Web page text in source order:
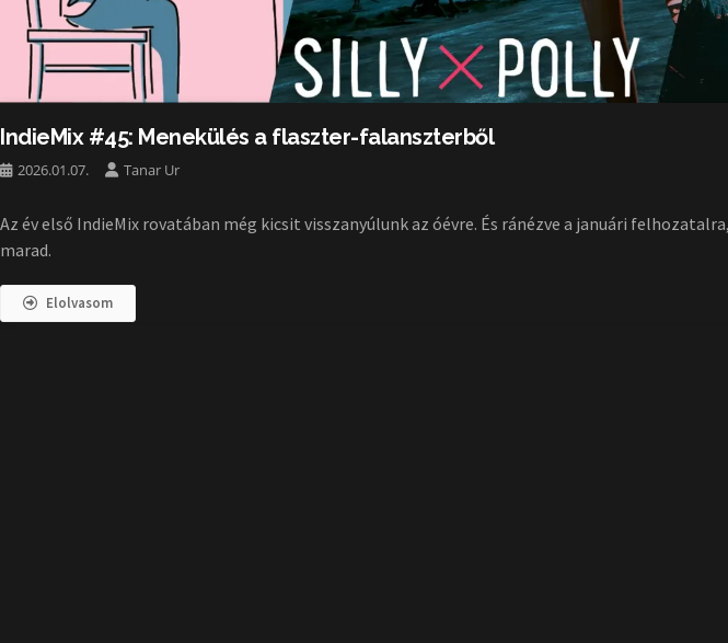
IndieMix #45: Menekülés a flaszter-falanszterből
2026.01.07. Tanar Ur
Az év első IndieMix rovatában még kicsit visszanyúlunk az óévre. És ránézve a januári
marad.
Elolvasom